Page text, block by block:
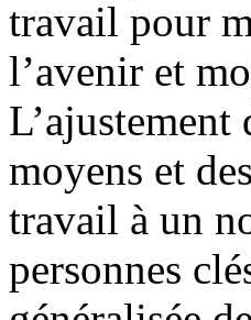
travail pour
l’avenir et
L’ajustement
moyens et
travail à un
personnes